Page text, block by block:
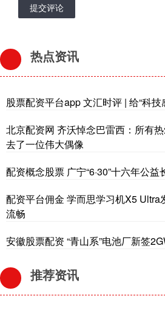
提交评论
热点资讯
股票配资平台app 文汇时评 | 给“科
北京配资网 齐沃悼念巴雷西：所有
去了一位伟大偶像
配资概念股票 广宁“6·30”十六年公
配资平台佣金 学而思学习机X5 Ultra
流畅
安徽股票配资 “青山系”电池厂新签
推荐资讯